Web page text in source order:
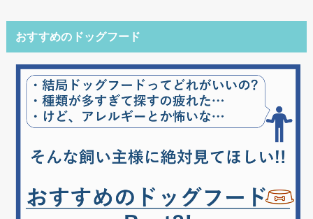
おすすめのドッグフード